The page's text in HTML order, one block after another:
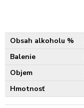
Obsah alkoholu %
Balenie
Objem
Hmotnosť